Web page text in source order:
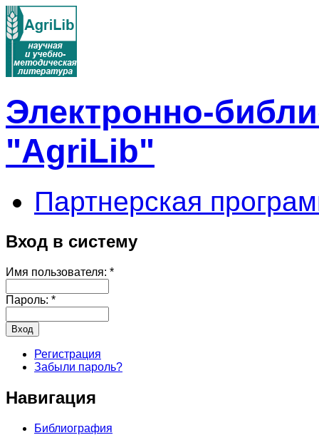
Электронно-
"AgriLib"
Партнерская
Вход в систему
Имя пользователя: *
Пароль: *
Регистрация
Забыли пароль?
Навигация
Библиография